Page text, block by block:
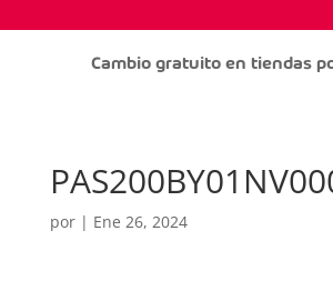
Cambio gratuito en tiendas
por | Ene 26, 2024